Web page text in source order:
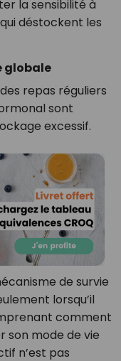
la sensibilité à
déstockent les
globale
repas réguliers
sont
excessif.
de survie
lorsqu’il
comment
son mode de vie
n’est pas